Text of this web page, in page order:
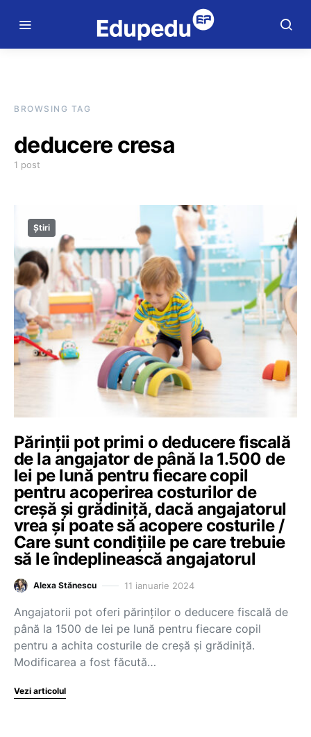
BROWSING TAG
deducere cresa
1 post
Știri
Părinții pot primi o deducere fiscală
de la angajator de până la 1.500 de
lei pe lună pentru fiecare copil
pentru acoperirea costurilor de
creșă și grădiniță, dacă angajatorul
vrea și poate să acopere costurile /
Care sunt condițiile pe care trebuie
să le îndeplinească angajatorul
Alexa Stănescu 11 ianuarie 2024
Angajatorii pot oferi părinților o deducere fiscală de
până la 1500 de lei pe lună pentru fiecare copil
pentru a achita costurile de creșă și grădiniță.
Modificarea a fost făcută…
Vezi articolul